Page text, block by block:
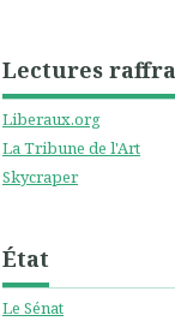
Lectures
Liberaux.org
La Tribune de l'Art
Skycraper
État
Le Sénat